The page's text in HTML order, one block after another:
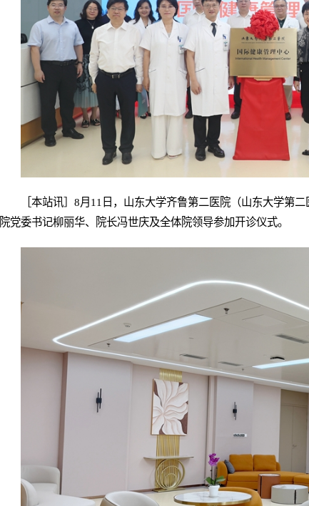
［本站讯］8月11日，山东大学齐鲁第二医院（山东大学第
院党委书记柳丽华、院长冯世庆及全体院领导参加开诊仪式。